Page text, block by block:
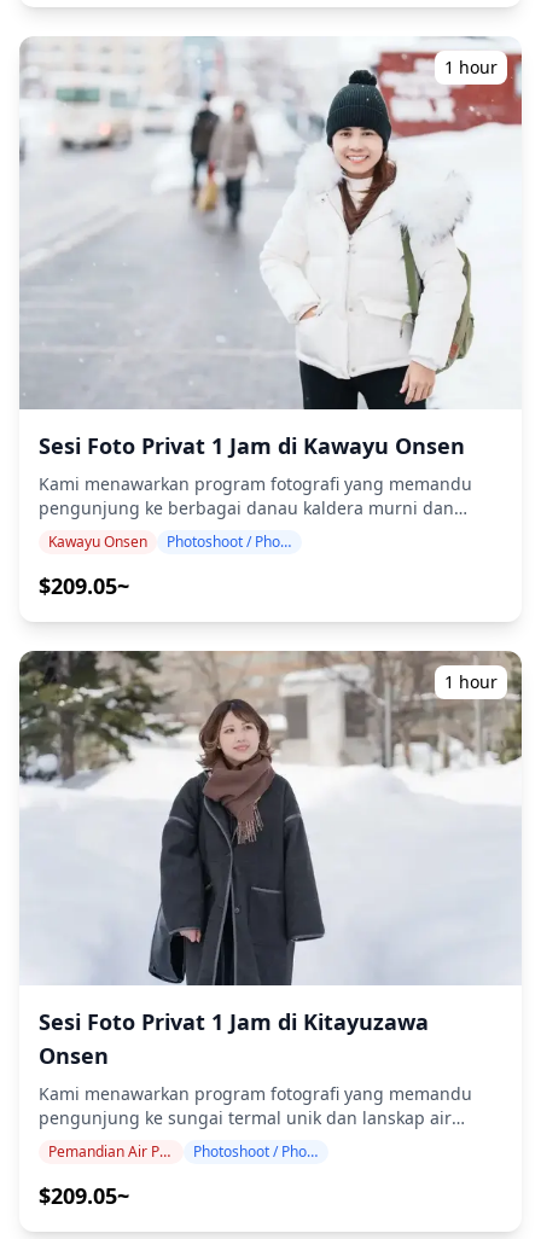
yang ikonik, air terjun yang mengalir, dan pemandangan
ngarai maple yang berwarna-warni. Sesi fotografi
tersedia di mana saja di Jozankei Onsen dan dapat
dipesan hingga 3 hari sebelumnya. Kami akan mengatur
fotografer berbahasa Inggris/Jepang. File asli 100+ foto
akan dikirimkan dalam waktu seminggu, dan Anda
dapat memilih 10 foto favorit Anda untuk dikirim ulang.
Koreksi dilakukan untuk membangkitkan suasana musim
gugur yang dramatis, dan jika diinginkan, penyesuaian
dapat dilakukan pada suasana dan warna. Biarkan kami
mengabadikan momen spesial Anda di Jozankei Onsen
melalui layanan fotografi kami! ◆ Informasi penting: ・
Jika Anda terlambat tiba untuk waktu pertemuan yang
dijadwalkan, durasi pemotretan dan jumlah foto yang
dikirimkan dapat dikurangi. ・Jika hujan diperkirakan
akan turun di lokasi pemotretan 3 hari sebelum tanggal
yang dijadwalkan atau jika tiba-tiba hujan pada hari
tanggal dan waktu, (2) mengubah lokasi, atau (3)
membatalkan pemotretan. ![]
(https://assets.hldycdn.com/dcbfd86c-18c4-4be6-aa3c-
40be675a1d6f.png) ![]
(https://assets.hldycdn.com/f8c3a9cf-ae92-449d-b19b-
1 hour
Sesi Foto Privat 1 Jam di Kawayu Onsen
Kami menawarkan program fotografi yang memandu
pengunjung ke berbagai danau kaldera murni dan
lanskap vulkanik aktif di Kawayu Onsen. Dipandu oleh
fotografer berkualifikasi tinggi, program kami
menyesuaikan jadwal perjalanan Anda, mengabadikan
terkenal, gunung belerang aktif Gunung Io dengan
kristal kuning, dan perairan zamrud jernih kolam
Kaminoko-ike. Sesi fotografi tersedia di mana saja di
Kawayu Onsen dan dapat dipesan hingga 3 hari
sebelumnya. Kami akan mengatur fotografer berbahasa
Inggris/Jepang. File asli 100+ foto dikirimkan dalam
waktu seminggu, dan Anda dapat memilih 10 foto favorit
Anda untuk dikirim ulang. Koreksi dilakukan untuk
membangkitkan suasana vulkanik yang murni, dan jika
diinginkan, penyesuaian dapat dilakukan pada suasana
hati dan warna. Biarkan kami mengabadikan momen
spesial Anda di Kawayu Onsen melalui layanan fotografi
waktu pertemuan yang dijadwalkan, durasi pemotretan
dan jumlah foto yang dikirimkan dapat dikurangi. ・Jika
hujan diperkirakan akan turun di lokasi pemotretan 3
hari sebelum tanggal yang dijadwalkan atau jika tiba-
tiba hujan pada hari pemotretan, tiga opsi tersedia: (1)
menjadwalkan ulang tanggal dan waktu, (2) mengubah
lokasi, atau (3) membatalkan pemotretan. ![]
(https://assets.hldycdn.com/b925a59a-322a-446b-bc34-
5b3377b166b5.png) ![]
(https://assets.hldycdn.com/48bb0333-bf88-4efc-a286-
a92641cabcdf.jpg)
Kawayu Onsen Photoshoot / Photo tour
$209.05~
1 hour
Sesi Foto Privat 1 Jam di Kitayuzawa
Onsen
Kami menawarkan program fotografi yang memandu
pengunjung ke sungai termal unik dan lanskap air
terjun bertingkat di Kitayuzawa Onsen. Dipandu oleh
menyesuaikan jadwal perjalanan Anda, mengabadikan
Pemandian Air Panas Kitayuzawa Photoshoot / Photo tour
$209.05~